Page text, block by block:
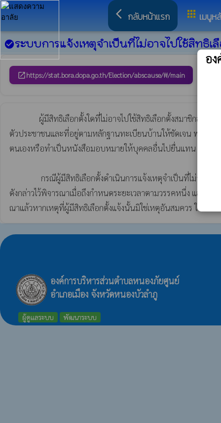
arrow_back_ios กลับหน้าแรก apps เมนูห
check_circleระบบการแจ้งเหตุจำเป็นที่ไม่อาจไปใช้สิทธิ
open_in_newhttps://stat.bora.dopa.go.th/Election/abscause/#/main
ตัวประชาชนและที่อยู่ตามหลักฐานทะเบียนบ้านให้ชัดเจน พร้อมทั้
ตนเองหรือทำเป็นหนังสือมอบหมายให้บุคคลอื่นไปยื่นแทน หรือจัด
ดังกล่าวไว้พิจารณาเมื่อถึงกำหนดระยะเวลาตามวรรคหนึ่ง และเมื่
ณาแล้วหากเหตุที่ผู้มีสิทธิเลือกตั้งแจ้งนั้นมิใช่เหตุอันสมควร ให้แจ้
องค์การบริหารส่วนตำบลหนองภัยศูนย์
อำเภอเมือง จังหวัดหนองบัวลำภู
ผู้ดูแลระบบ พัฒนาระบบ
อ